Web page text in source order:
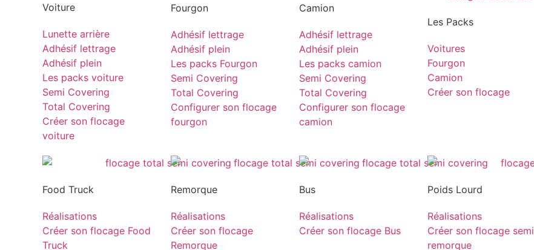
Voiture
Lunette arrière
Adhésif lettrage
Adhésif plein
Les packs voiture
Semi Covering
Total Covering
Créer son flocage
voiture
Fourgon
Adhésif lettrage
Adhésif plein
Les packs Fourgon
Semi Covering
Total Covering
Configurer son flocage
fourgon
Camion
Adhésif lettrage
Adhésif plein
Les packs camion
Semi Covering
Total Covering
Configurer son flocage
camion
Les Packs
Voitures
Fourgon
Camion
Créer son flocage
Food Truck
Réalisations
Créer son flocage Food
Truck
Remorque
Réalisations
Créer son flocage
Remorque
Bus
Réalisations
Créer son flocage Bus
Poids Lourd
Réalisations
Créer son flocage semi
remorque